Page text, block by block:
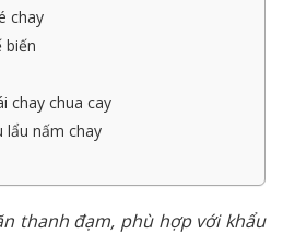
chay
biến
chay chua cay
lẩu nấm chay
thanh đạm, phù hợp với khẩu